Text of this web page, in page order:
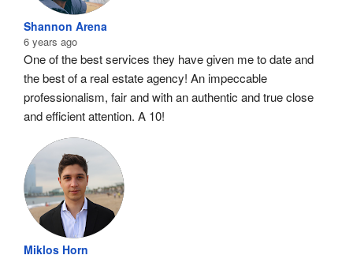
Shannon Arena
6 years ago
One of the best services they have given me to date and
the best of a real estate agency! An impeccable
professionalism, fair and with an authentic and true close
and efficient attention. A 10!
Miklos Horn